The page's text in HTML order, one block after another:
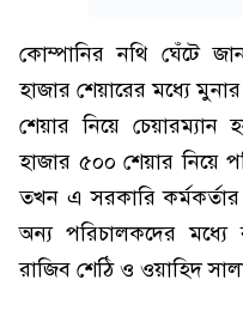
কোম্পানির নথি ঘেঁটে
হাজার শেয়ারের মধ্যে
শেয়ার নিয়ে
হাজার ৫০০ শেয়ার নিয়ে
তখন এ সরকারি
অন্য পরিচালকদের মধ্যে
রাজিব শেঠি ও ওয়াহিদ